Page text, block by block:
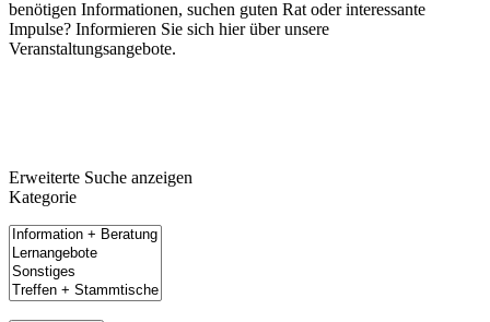
benötigen Informationen, suchen guten Rat oder interessante
Impulse? Informieren Sie sich hier über unsere
Veranstaltungsangebote.
Erweiterte Suche anzeigen
Kategorie
Kategorie